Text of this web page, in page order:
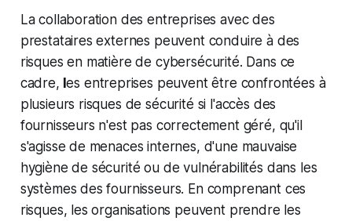
La collaboration des entreprises avec des
prestataires externes peuvent conduire à des
risques en matière de cybersécurité. Dans ce
cadre, les entreprises peuvent être confrontées à
plusieurs risques de sécurité si l'accès des
fournisseurs n'est pas correctement géré, qu'il
s'agisse de menaces internes, d'une mauvaise
hygiène de sécurité ou de vulnérabilités dans les
systèmes des fournisseurs. En comprenant ces
risques, les organisations peuvent prendre les